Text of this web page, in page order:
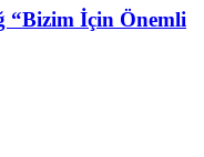
“Bizim İçin Önemli